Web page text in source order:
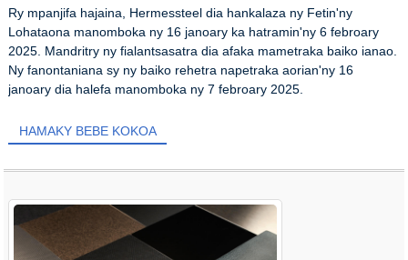
Ry mpanjifa hajaina, Hermessteel dia hankalaza ny Fetin'ny
Lohataona manomboka ny 16 janoary ka hatramin'ny 6 febroary
2025. Mandritry ny fialantsasatra dia afaka mametraka baiko ianao.
Ny fanontaniana sy ny baiko rehetra napetraka aorian'ny 16
janoary dia halefa manomboka ny 7 febroary 2025.
HAMAKY BEBE KOKOA